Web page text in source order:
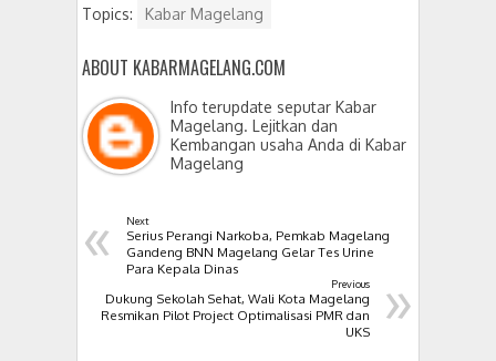
Topics: Kabar Magelang
ABOUT KABARMAGELANG.COM
Info terupdate seputar Kabar
Magelang. Lejitkan dan
Kembangan usaha Anda di Kabar
Magelang
« Next
Serius Perangi Narkoba, Pemkab Magelang
Gandeng BNN Magelang Gelar Tes Urine
Para Kepala Dinas
»
Previous
Dukung Sekolah Sehat, Wali Kota Magelang
Resmikan Pilot Project Optimalisasi PMR dan
UKS